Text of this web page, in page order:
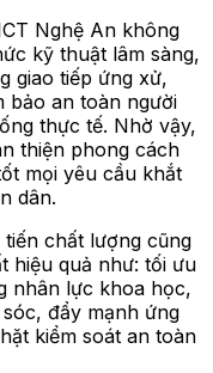
Nghệ An không
kỹ thuật lâm sàng,
giao tiếp ứng xử,
bảo an toàn người
thực tế. Nhờ vậy,
thiện phong cách
mọi yêu cầu khắt
dân.
chất lượng cũng
hiệu quả như: tối ưu
nhân lực khoa học,
đẩy mạnh ứng
kiểm soát an toàn